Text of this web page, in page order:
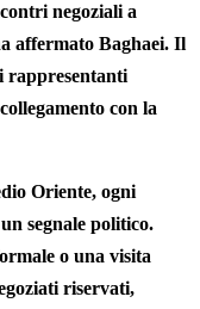
negoziali a
affermato Baghaei. Il
rappresentanti
con la
Oriente, ogni
segnale politico.
o una visita
riservati,